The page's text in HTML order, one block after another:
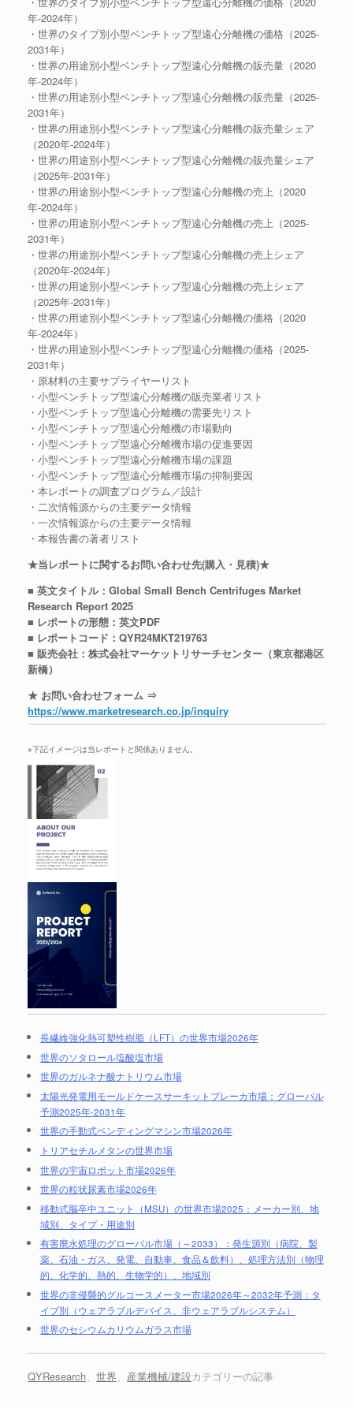
年-2024年）
・世界のタイプ別小型ベンチトップ型遠心分離機の価格（2025-
2031年）
・世界の用途別小型ベンチトップ型遠心分離機の販売量（2020
年-2024年）
・世界の用途別小型ベンチトップ型遠心分離機の販売量（2025-
2031年）
・世界の用途別小型ベンチトップ型遠心分離機の販売量シェア
（2020年-2024年）
・世界の用途別小型ベンチトップ型遠心分離機の販売量シェア
（2025年-2031年）
・世界の用途別小型ベンチトップ型遠心分離機の売上（2020
年-2024年）
・世界の用途別小型ベンチトップ型遠心分離機の売上（2025-
2031年）
・世界の用途別小型ベンチトップ型遠心分離機の売上シェア
（2020年-2024年）
・世界の用途別小型ベンチトップ型遠心分離機の売上シェア
（2025年-2031年）
・世界の用途別小型ベンチトップ型遠心分離機の価格（2020
年-2024年）
・世界の用途別小型ベンチトップ型遠心分離機の価格（2025-
2031年）
・原材料の主要サプライヤーリスト
・小型ベンチトップ型遠心分離機の販売業者リスト
・小型ベンチトップ型遠心分離機の需要先リスト
・小型ベンチトップ型遠心分離機の市場動向
・小型ベンチトップ型遠心分離機市場の促進要因
・小型ベンチトップ型遠心分離機市場の課題
・小型ベンチトップ型遠心分離機市場の抑制要因
・本レポートの調査プログラム／設計
・二次情報源からの主要データ情報
・一次情報源からの主要データ情報
・本報告書の著者リスト
★当レポートに関するお問い合わせ先(購入・見積)★
■ 英文タイトル：Global Small Bench Centrifuges Market
Research Report 2025
■ レポートの形態：英文PDF
■ レポートコード：QYR24MKT219763
■ 販売会社：株式会社マーケットリサーチセンター（東京都港区
新橋）
★ お問い合わせフォーム ⇒
https://www.marketresearch.co.jp/inquiry
※下記イメージは当レポートと関係ありません。
長繊維強化熱可塑性樹脂（LFT）の世界市場2026年
世界のソタロール塩酸塩市場
世界のガルネナ酸ナトリウム市場
太陽光発電用モールドケースサーキットブレーカ市場：グローバル
予測2025年-2031年
世界の手動式ベンディングマシン市場2026年
トリアセチルメタンの世界市場
世界の宇宙ロボット市場2026年
世界の粒状尿素市場2026年
移動式脳卒中ユニット（MSU）の世界市場2025：メーカー別、地
域別、タイプ・用途別
有害廃水処理のグローバル市場（～2033）：発生源別（病院、製
薬、石油・ガス、発電、自動車、食品＆飲料）、処理方法別（物理
的、化学的、熱的、生物学的）、地域別
世界の非侵襲的グルコースメーター市場2026年～2032年予測：タ
イプ別（ウェアラブルデバイス、非ウェアラブルシステム）
世界のセシウムカリウムガラス市場
QYResearch、 世界、 産業機械/建設カテゴリーの記事